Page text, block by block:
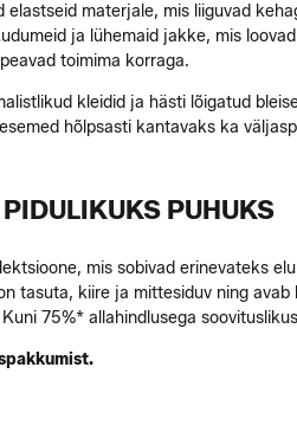
materjale, mis liiguvad
ja lühemaid jakke, mis
toimima korraga.
kleidid ja hästi lõigatud
hõlpsasti kantavaks ka
PUHUKS
mis sobivad erinevateks
tasuta, kiire ja mittesiduv ning
75%* allahindlusega